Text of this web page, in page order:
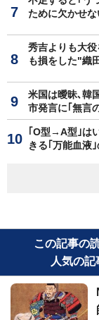
ために欠かせ
秀吉よりも大
も損をした"織
米国は曖昧､韓
市発言に｢無言
｢O型→A型｣は
きる｢万能血液
この記事の
人気の記